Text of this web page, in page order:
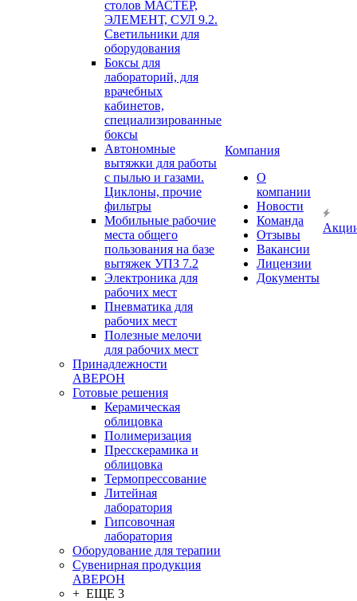
столов МАСТЕР,
ЭЛЕМЕНТ, СУЛ 9.2.
Светильники для
оборудования
Боксы для
лабораторий, для
врачебных
кабинетов,
специализированные
боксы
Автономные
вытяжки для работы
с пылью и газами.
Циклоны, прочие
фильтры
Мобильные рабочие
места общего
пользования на базе
вытяжек УПЗ 7.2
Электроника для
рабочих мест
Пневматика для
рабочих мест
Полезные мелочи
для рабочих мест
Принадлежности
АВЕРОН
Готовые решения
Керамическая
облицовка
Полимеризация
Пресскерамика и
облицовка
Термопрессование
Литейная
лаборатория
Гипсовочная
лаборатория
Оборудование для терапии
Сувенирная продукция
АВЕРОН
+ ЕЩЕ 3
Компания
О
компании
Новости
Команда
Отзывы
Вакансии
Лицензии
Документы